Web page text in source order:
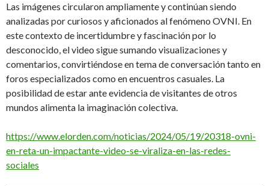
Las imágenes circularon ampliamente y continúan siendo
analizadas por curiosos y aficionados al fenómeno OVNI. En
este contexto de incertidumbre y fascinación por lo
desconocido, el video sigue sumando visualizaciones y
comentarios, convirtiéndose en tema de conversación tanto en
foros especializados como en encuentros casuales. La
posibilidad de estar ante evidencia de visitantes de otros
mundos alimenta la imaginación colectiva.
https://www.elorden.com/noticias/2024/05/19/20318-ovni-
en-reta-un-impactante-video-se-viraliza-en-las-redes-
sociales